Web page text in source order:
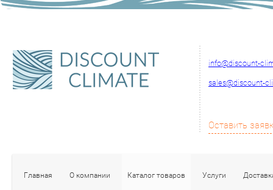
info@discount-
sales@discount-
Оставить
Главная О компании Каталог товаров Услуги